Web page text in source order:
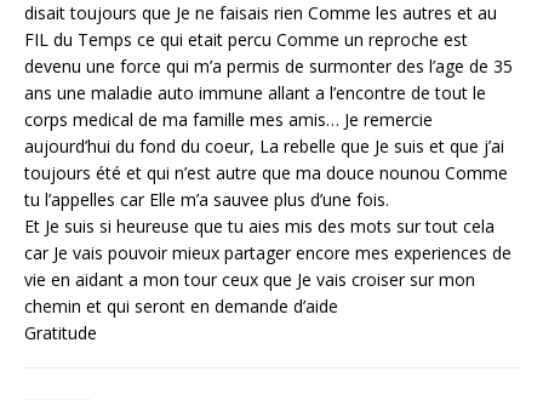
disait toujours que Je ne faisais rien Comme les autres et au
FIL du Temps ce qui etait percu Comme un reproche est
devenu une force qui m’a permis de surmonter des l’age de 35
ans une maladie auto immune allant a l’encontre de tout le
corps medical de ma famille mes amis… Je remercie
aujourd’hui du fond du coeur, La rebelle que Je suis et que j’ai
toujours été et qui n’est autre que ma douce nounou Comme
tu l’appelles car Elle m’a sauvee plus d’une fois.
Et Je suis si heureuse que tu aies mis des mots sur tout cela
car Je vais pouvoir mieux partager encore mes experiences de
vie en aidant a mon tour ceux que Je vais croiser sur mon
chemin et qui seront en demande d’aide
Gratitude